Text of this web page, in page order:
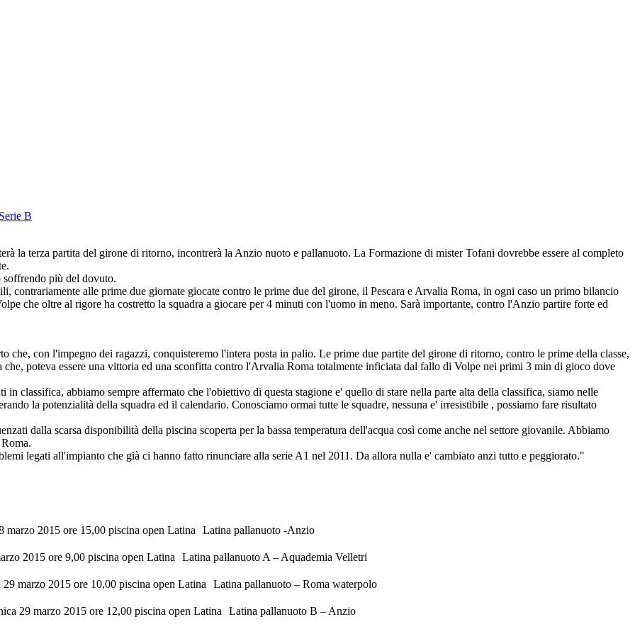
Serie B
la terza partita del girone di ritorno, incontrerà la Anzio nuoto e pallanuoto. La Formazione di mister Tofani dovrebbe essere al completo
soffrendo più del dovuto.
contrariamente alle prime due giornate giocate contro le prime due del girone, il Pescara e Arvalia Roma, in ogni caso un primo bilancio
che oltre al rigore ha costretto la squadra a giocare per 4 minuti con l'uomo in meno. Sarà importante, contro l'Anzio partire forte ed
che, con l'impegno dei ragazzi, conquisteremo l'intera posta in palio. Le prime due partite del girone di ritorno, contro le prime della classe,
poteva essere una vittoria ed una sconfitta contro l'Arvalia Roma totalmente inficiata dal fallo di Volpe nei primi 3 min di gioco dove
classifica, abbiamo sempre affermato che l'obiettivo di questa stagione e' quello di stare nella parte alta della classifica, siamo nelle
la potenzialità della squadra ed il calendario. Conosciamo ormai tutte le squadre, nessuna e' irresistibile , possiamo fare risultato
dalla scarsa disponibilità della piscina scoperta per la bassa temperatura dell'acqua così come anche nel settore giovanile. Abbiamo
legati all'impianto che già ci hanno fatto rinunciare alla serie A1 nel 2011. Da allora nulla e' cambiato anzi tutto e peggiorato."
marzo 2015 ore 15,00 piscina open Latina Latina pallanuoto -Anzio
2015 ore 9,00 piscina open Latina Latina pallanuoto A – Aquademia Velletri
marzo 2015 ore 10,00 piscina open Latina Latina pallanuoto – Roma waterpolo
29 marzo 2015 ore 12,00 piscina open Latina Latina pallanuoto B – Anzio